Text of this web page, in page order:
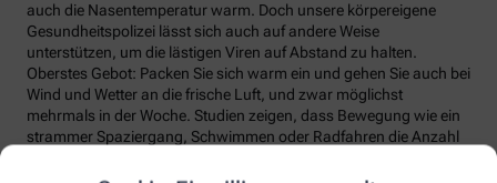
auch die Nasentemperatur warm. Doch unsere körpereigene
Gesundheitspolizei lässt sich auch auf andere Weise
unterstützen, um die lästigen Viren auf Abstand zu halten.
Oberstes Gebot: Packen Sie sich warm ein und gehen Sie auch bei
Wind und Wetter an die frische Luft, und zwar möglichst
mehrmals in der Woche. Studien zeigen, dass Bewegung wie ein
strammer Spaziergang, Schwimmen oder Radfahren die Anzahl
Regelmäßige Bewegung sorgt auch dafür, dass Fremdstoffe über